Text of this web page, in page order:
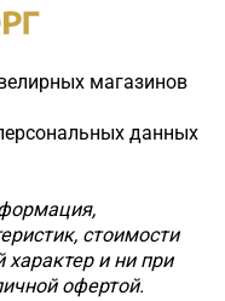
магазинов
данных
стоимости
и ни при
офертой.